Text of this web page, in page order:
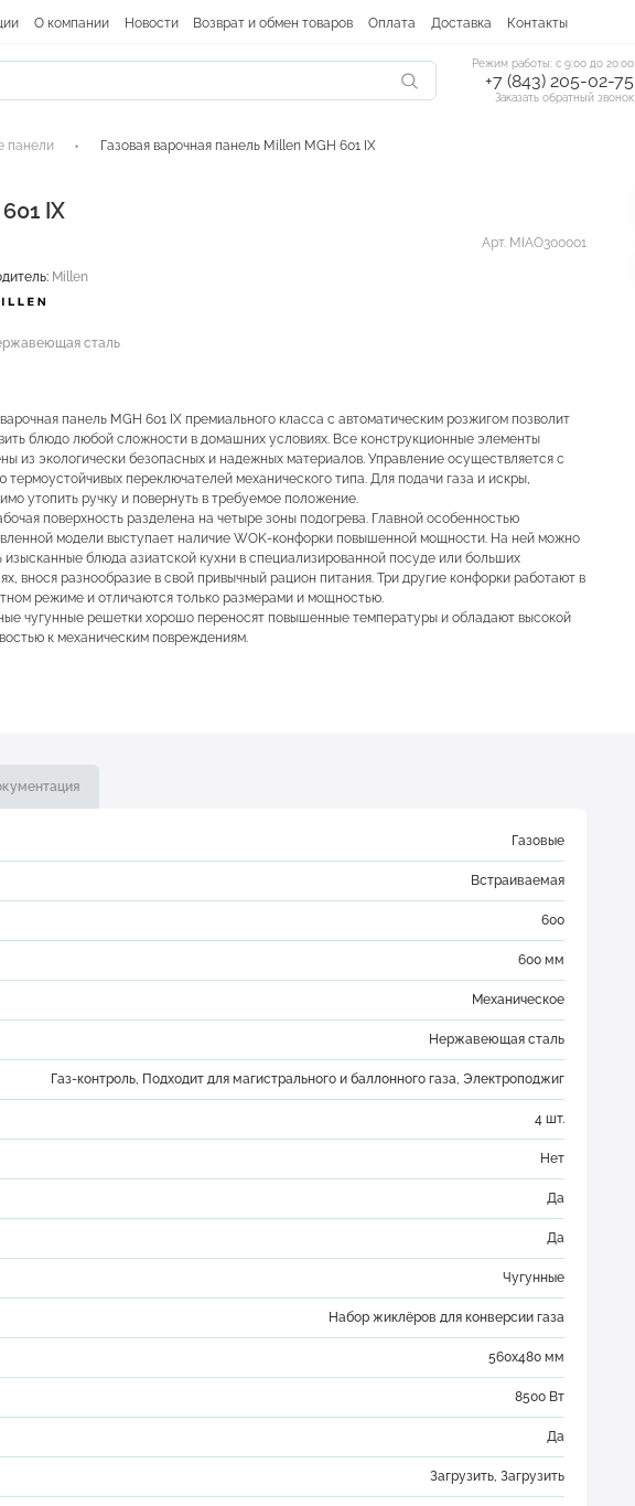
О компании Новости Возврат и обмен товаров Оплата Доставка Контакты
Режим работы: с 9:00 до 20:00
+7 (843) 205-02-75
Заказать обратный звонок
панели Газовая варочная панель Millen MGH 601 IX
IX
Арт. MIAO300001
Millen
сталь
варочная панель MGH 601 IX премиального класса с автоматическим розжигом позволит
блюдо любой сложности в домашних условиях. Все конструкционные элементы
из экологически безопасных и надежных материалов. Управление осуществляется с
термоустойчивых переключателей механического типа. Для подачи газа и искры,
утопить ручку и повернуть в требуемое положение.
поверхность разделена на четыре зоны подогрева. Главной особенностью
модели выступает наличие WOK-конфорки повышенной мощности. На ней можно
изысканные блюда азиатской кухни в специализированной посуде или больших
внося разнообразие в свой привычный рацион питания. Три другие конфорки работают в
режиме и отличаются только размерами и мощностью.
чугунные решетки хорошо переносят повышенные температуры и обладают высокой
к механическим повреждениям.
Газовые
Встраиваемая
600
600 мм
Механическое
Нержавеющая сталь
Газ-контроль, Подходит для магистрального и баллонного газа, Электроподжиг
4 шт.
Нет
Да
Да
Чугунные
Набор жиклёров для конверсии газа
560х480 мм
8500 Вт
Да
Загрузить, Загрузить